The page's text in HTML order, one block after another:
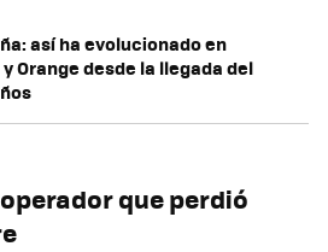
así ha evolucionado en
Orange desde la llegada del
que perdió